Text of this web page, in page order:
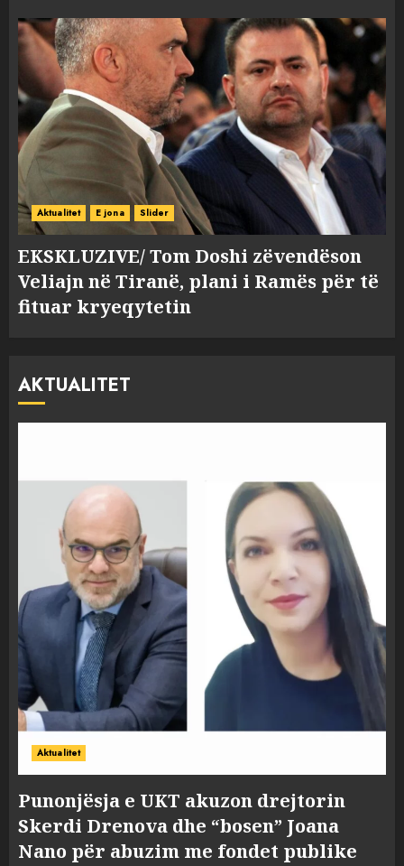
Aktualitet E jona Slider
EKSKLUZIVE/ Tom Doshi zëvendëson
Veliajn në Tiranë, plani i Ramës për të
fituar kryeqytetin
AKTUALITET
Aktualitet
Punonjësja e UKT akuzon drejtorin
Skerdi Drenova dhe “bosen” Joana
Nano për abuzim me fondet publike